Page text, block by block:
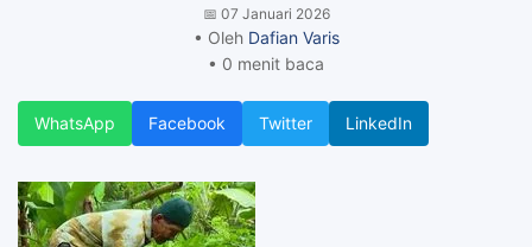
📅 07 Januari 2026
• Oleh Dafian Varis
• 0 menit baca
WhatsApp Facebook Twitter LinkedIn